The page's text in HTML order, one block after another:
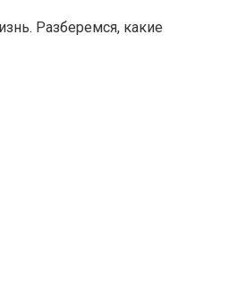
Разберемся, какие